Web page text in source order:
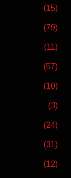
(15)
(79)
(11)
(57)
(10)
(3)
(24)
(31)
(12)